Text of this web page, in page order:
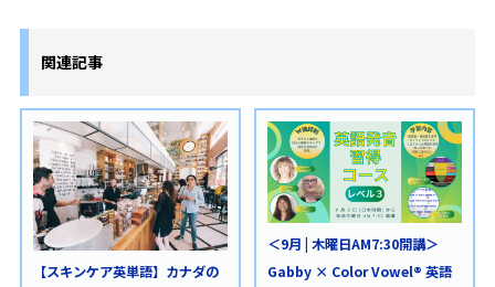
関連記事
【スキンケア英単語】カナダの
＜9月 | 木曜日AM7:30開講＞
Gabby × Color Vowel® 英語